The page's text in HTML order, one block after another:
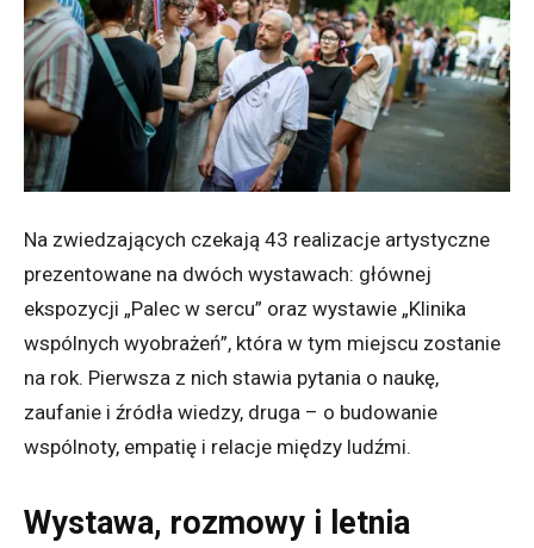
Na zwiedzających czekają 43 realizacje artystyczne
prezentowane na dwóch wystawach: głównej
ekspozycji „Palec w sercu” oraz wystawie „Klinika
wspólnych wyobrażeń”, która w tym miejscu zostanie
na rok. Pierwsza z nich stawia pytania o naukę,
zaufanie i źródła wiedzy, druga – o budowanie
wspólnoty, empatię i relacje między ludźmi.
Wystawa, rozmowy i letnia